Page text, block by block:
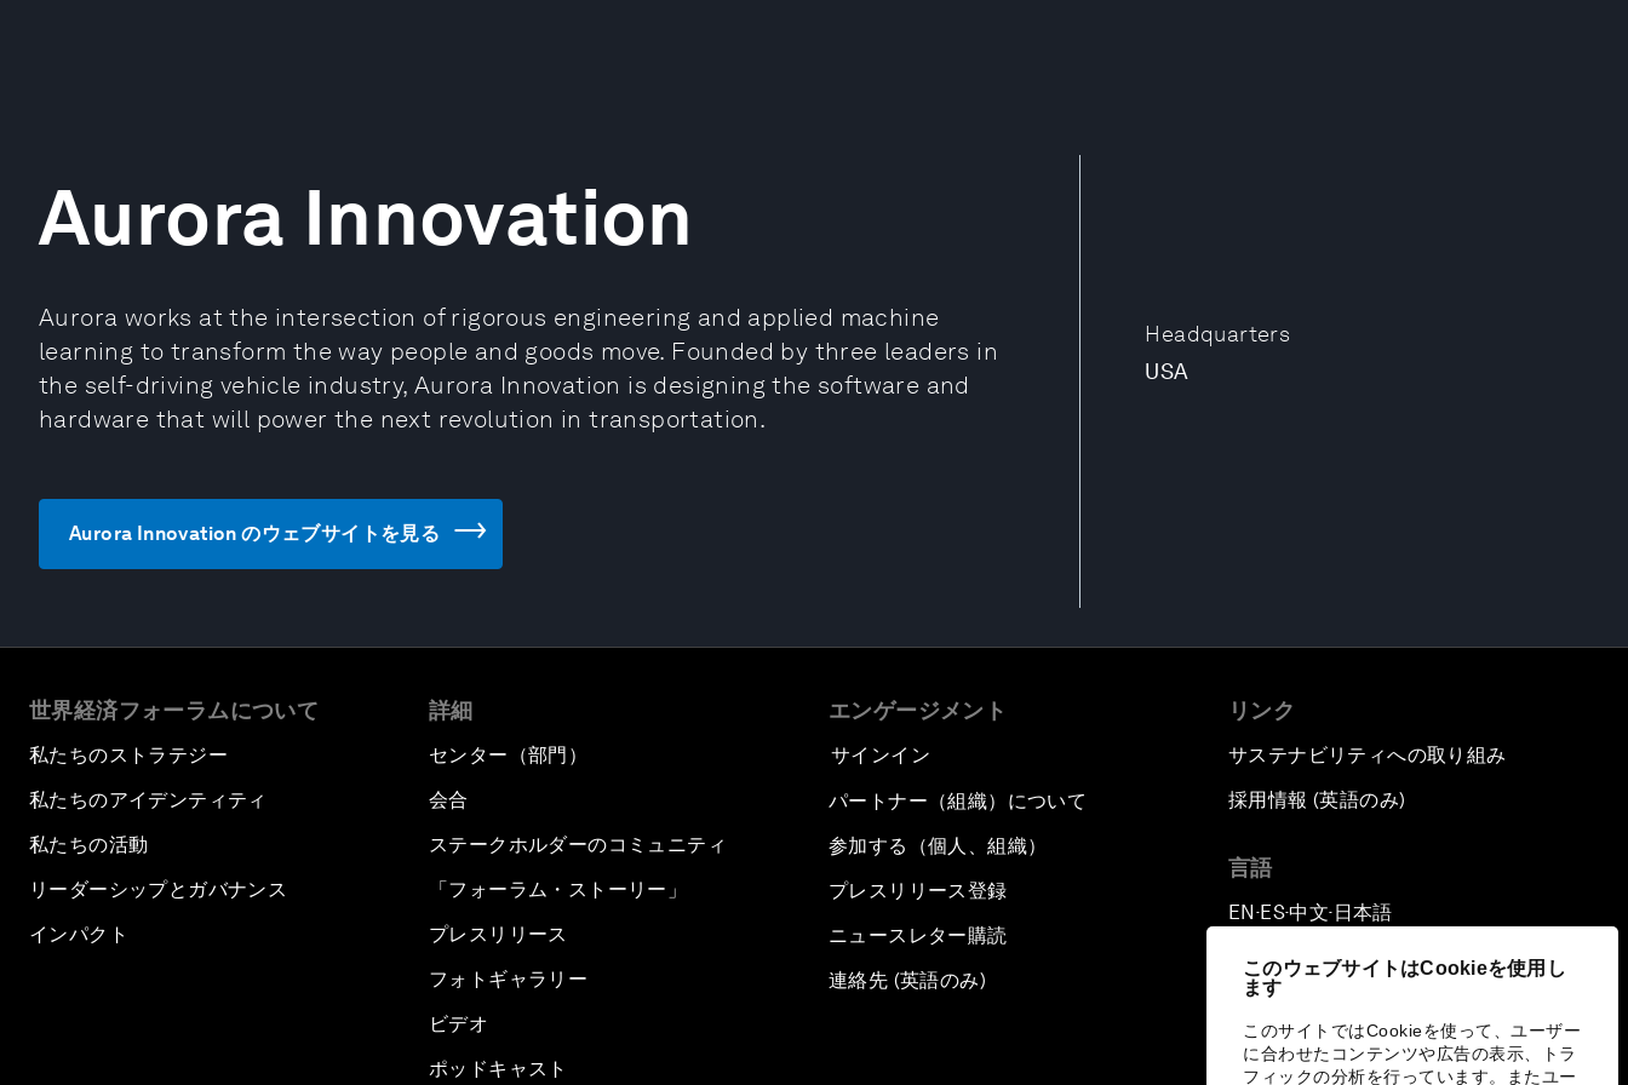
このウェブサイトはCookieを使用し
ます
このサイトではCookieを使って、ユーザー
に合わせたコンテンツや広告の表示、トラ
フィックの分析を行っています。またユー
Headquarters
USA
Aurora Innovation
Aurora works at the intersection of rigorous engineering and applied machine
learning to transform the way people and goods move. Founded by three leaders in
the self-driving vehicle industry, Aurora Innovation is designing the software and
hardware that will power the next revolution in transportation.
Aurora Innovation のウェブサイトを見る
世界経済フォーラムについて
私たちのストラテジー
私たちのアイデンティティ
私たちの活動
リーダーシップとガバナンス
インパクト
詳細
センター（部門）
会合
ステークホルダーのコミュニティ
「フォーラム・ストーリー」
プレスリリース
フォトギャラリー
ビデオ
ポッドキャスト
エンゲージメント
サインイン
パートナー（組織）について
参加する（個人、組織）
プレスリリース登録
ニュースレター購読
連絡先 (英語のみ)
リンク
サステナビリティへの取り組み
採用情報 (英語のみ)
言語
EN ▪ES▪中文▪ 日本語